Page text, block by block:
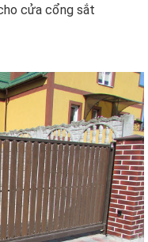
cửa cổng sắt